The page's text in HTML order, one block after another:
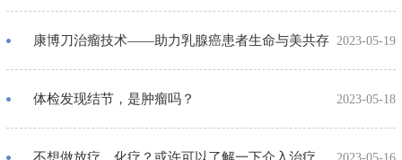
2023-05-19
康博刀治瘤技术——助力乳腺癌患者生命与美共存
2023-05-18
体检发现结节，是肿瘤吗？